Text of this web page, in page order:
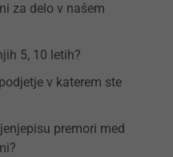
za delo v našem
5, 10 letih?
v katerem ste
premori med